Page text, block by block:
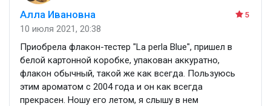
5
Алла Ивановна
10 июля 2021, 20:38
Приобрела флакон-тестер "La perla Blue", пришел в
белой картонной коробке, упакован аккуратно,
флакон обычный, такой же как всегда. Пользуюсь
этим ароматом с 2004 года и он как всегда
прекрасен. Ношу его летом, я слышу в нем